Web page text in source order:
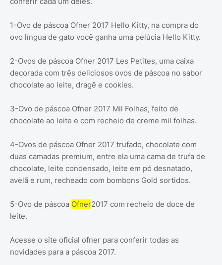
1-Ovo de páscoa Ofner 2017 Hello Kitty, na compra do
ovo língua de gato você ganha uma pelúcia Hello Kitty.
2-Ovos de páscoa Ofner 2017 Les Petites, uma caixa
decorada com três deliciosos ovos de páscoa no sabor
chocolate ao leite, dragê e cookies.
3-Ovo de páscoa Ofner 2017 Mil Folhas, feito de
chocolate ao leite e com recheio de creme mil folhas.
4-Ovos de páscoa Ofner 2017 trufado, chocolate com
duas camadas premium, entre ela uma cama de trufa de
chocolate, leite condensado, leite em pó desnatado,
avelã e rum, recheado com bombons Gold sortidos.
5-Ovo de páscoa Ofner2017 com recheio de doce de
leite.
Acesse o site oficial ofner para conferir todas as
novidades para a páscoa 2017.